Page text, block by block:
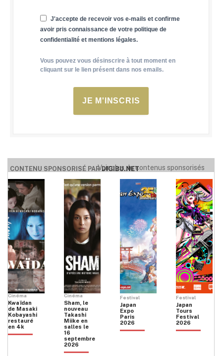
J'accepte de recevoir vos e-mails et confirme
avoir pris connaissance de votre politique de
confidentialité et mentions légales.
Vous pouvez vous désinscrire à tout moment en
cliquant sur le lien présent dans nos emails.
JE M'INSCRIS
CONTENU SPONSORISÉ PARDIGIBU.NET
Voir plus de contenus sponsorisés
Cinéma
Kwaïdan
de Masaki
Kobayashi
restauré
en 4k
Cinéma
Sham, le
nouveau
Takashi
Miike en
salles le
16
septembre
2026
Festival
Japan
Expo
Paris
2026
Festival
Japan
Tours
Festival
2026